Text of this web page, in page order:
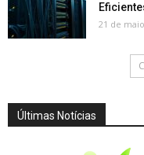
21 de
Últimas Notícias